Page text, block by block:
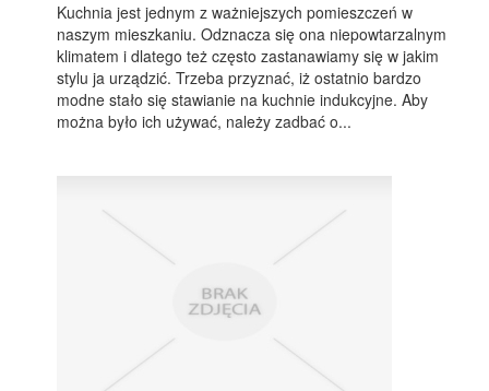
Kuchnia jest jednym z ważniejszych pomieszczeń w
naszym mieszkaniu. Odznacza się ona niepowtarzalnym
klimatem i dlatego też często zastanawiamy się w jakim
stylu ja urządzić. Trzeba przyznać, iż ostatnio bardzo
modne stało się stawianie na kuchnie indukcyjne. Aby
można było ich używać, należy zadbać o...